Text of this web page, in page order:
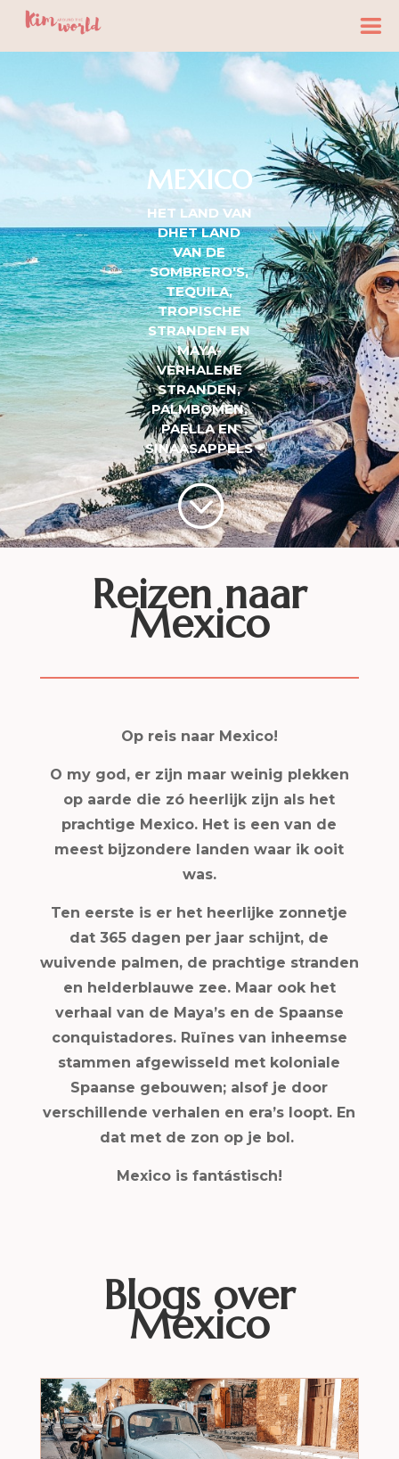
MEXICO
HET LAND VAN
DHET LAND
VAN DE
SOMBRERO'S,
TEQUILA,
TROPISCHE
STRANDEN EN
MAYA-
VERHALENE
STRANDEN,
PALMBOMEN,
PAELLA EN
SINAASAPPELS
;
Reizen naar
Mexico
Op reis naar Mexico!
O my god, er zijn maar weinig plekken
op aarde die zó heerlijk zijn als het
prachtige Mexico. Het is een van de
meest bijzondere landen waar ik ooit
was.
Ten eerste is er het heerlijke zonnetje
dat 365 dagen per jaar schijnt, de
wuivende palmen, de prachtige stranden
en helderblauwe zee. Maar ook het
verhaal van de Maya’s en de Spaanse
conquistadores. Ruïnes van inheemse
stammen afgewisseld met koloniale
Spaanse gebouwen; alsof je door
verschillende verhalen en era’s loopt. En
dat met de zon op je bol.
Mexico is fantástisch!
Blogs over
Mexico